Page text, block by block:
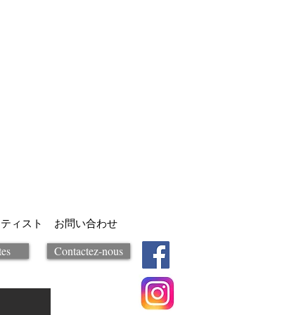
ィスト お問い合わせ
Contactez-nous